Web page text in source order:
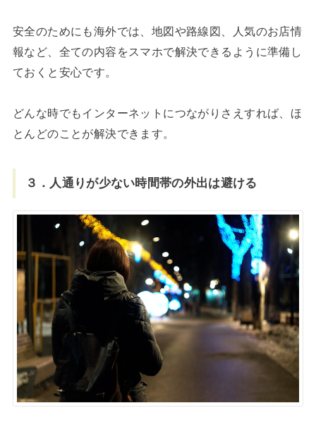
安全のためにも海外では、地図や路線図、人気のお店情
報など、全ての内容をスマホで解決できるように準備し
ておくと安心です。
どんな時でもインターネットにつながりさえすれば、ほ
とんどのことが解決できます。
３．人通りが少ない時間帯の外出は避ける